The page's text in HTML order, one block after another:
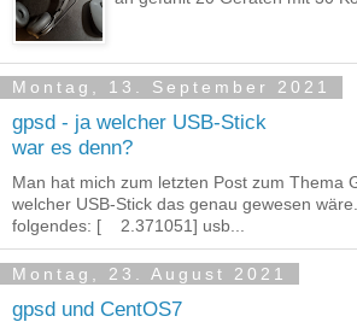
Montag, 13. September 2021
gpsd - ja welcher USB-Stick
war es denn?
Man hat mich zum letzten Post zum Thema
welcher USB-Stick das genau gewesen
folgendes: [ 2.371051] usb...
Montag, 23. August 2021
gpsd und CentOS7